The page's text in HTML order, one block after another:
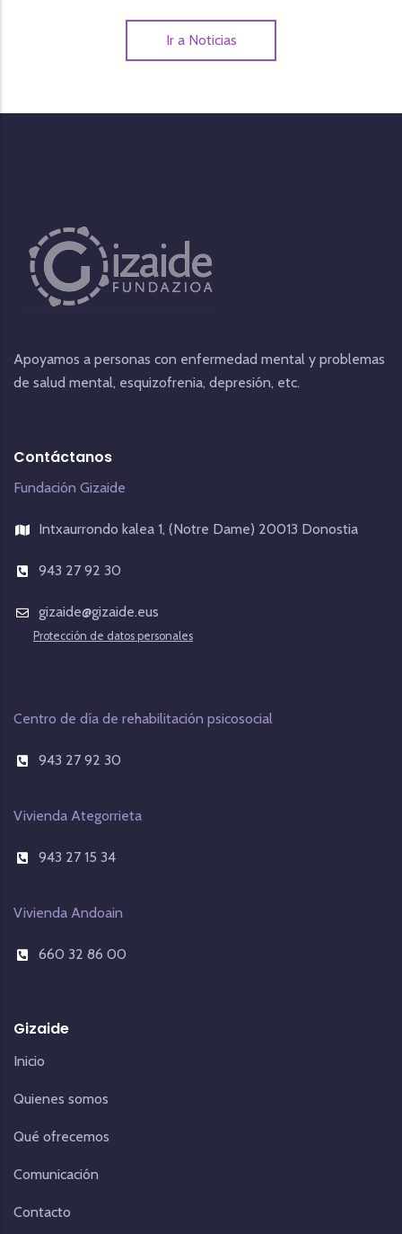
Ir a Noticias
Apoyamos a personas con enfermedad mental y problemas
de salud mental, esquizofrenia, depresión, etc.
Contáctanos
Fundación Gizaide
Intxaurrondo kalea 1, (Notre Dame) 20013 Donostia
943 27 92 30
gizaide@gizaide.eus
Protección de datos personales
Centro de día de rehabilitación psicosocial
943 27 92 30
Vivienda Ategorrieta
943 27 15 34
Vivienda Andoain
660 32 86 00
Gizaide
Inicio
Quienes somos
Qué ofrecemos
Comunicación
Contacto